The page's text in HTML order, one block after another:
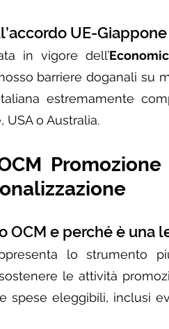
UE-
in vigore dell’
barriere doganali su
estremamente
USA o Australia.
OCM e perché è una
lo strumento
le attività
spese eleggibili, inclusi